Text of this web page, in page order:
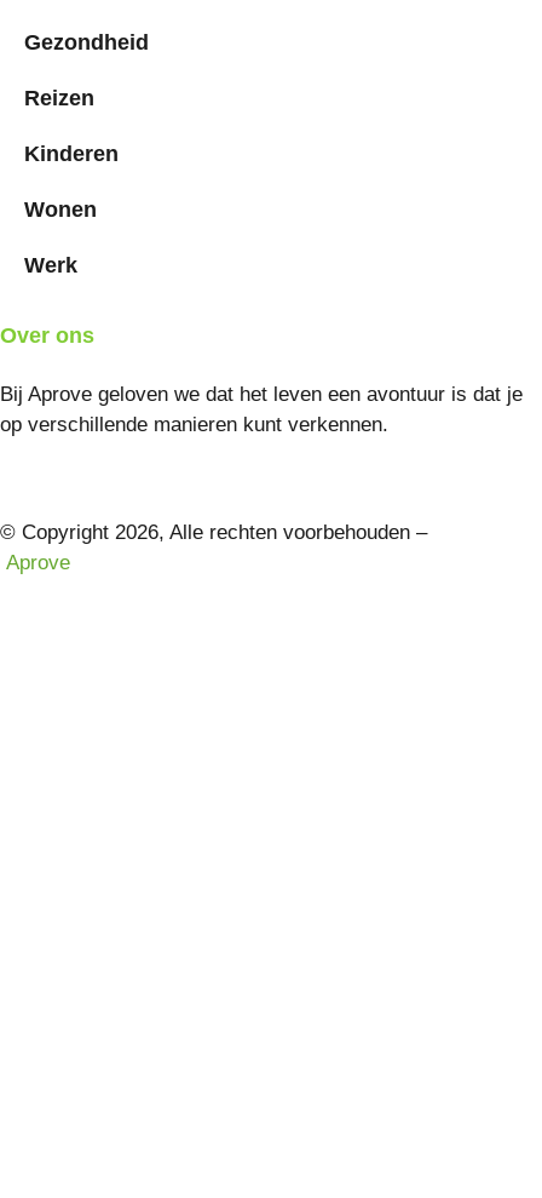
Gezondheid
Reizen
Kinderen
Wonen
Werk
Over ons
Bij Aprove geloven we dat het leven een avontuur is dat je
op verschillende manieren kunt verkennen.
© Copyright 2026, Alle rechten voorbehouden –
Aprove